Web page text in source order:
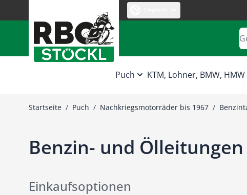
Puch KTM, Lohner, BMW, HMW
Startseite / Puch / Nachkriegsmotorräder bis 1967 /
Benzin- und Ölleitungen
Einkaufsoptionen